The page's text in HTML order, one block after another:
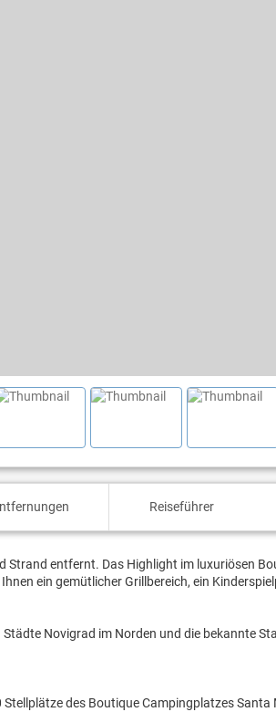
Reiseführer
Strand entfernt. Das Highlight im luxuriösen
ein gemütlicher Grillbereich, ein
Novigrad im Norden und die bekannte
des Boutique Campingplatzes Santa